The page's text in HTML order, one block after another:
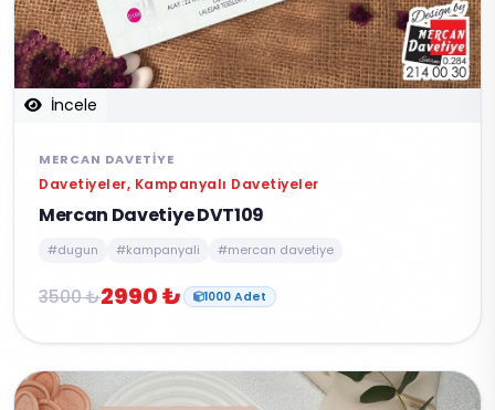
İncele
MERCAN DAVETIYE
Davetiyeler, Kampanyalı Davetiyeler
Mercan Davetiye DVT109
#dugun #kampanyali #mercan davetiye
3500 ₺2990 ₺ 1000 Adet